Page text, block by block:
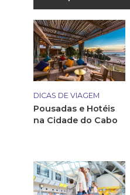
DICAS DE VIAGEM
Pousadas e Hotéis
na Cidade do Cabo